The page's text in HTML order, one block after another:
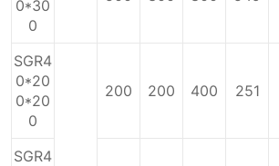
0*30
0
SGR4
0*20
0*20
0
200 200 400 251
SGR4